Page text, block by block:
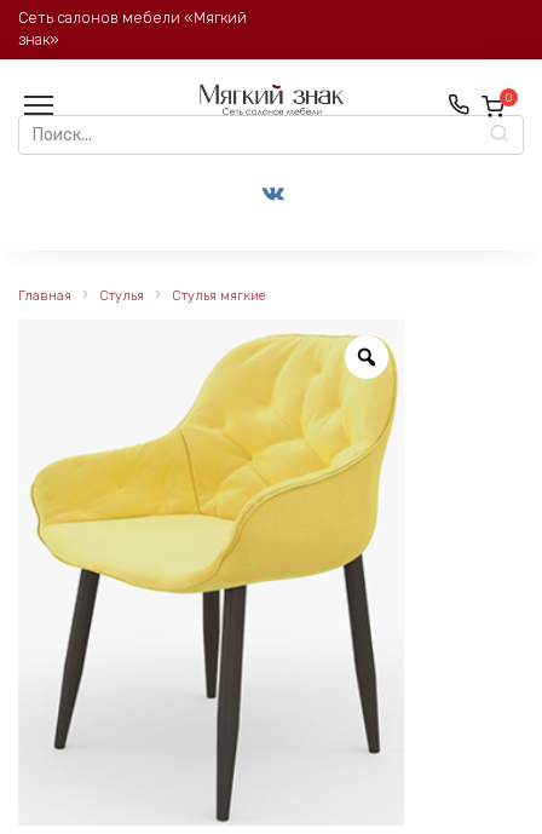
Перейти
содержанию
Сеть салонов мебели «Мягкий
знак»
Search
for:
0
Главная Стулья Стулья мягкие